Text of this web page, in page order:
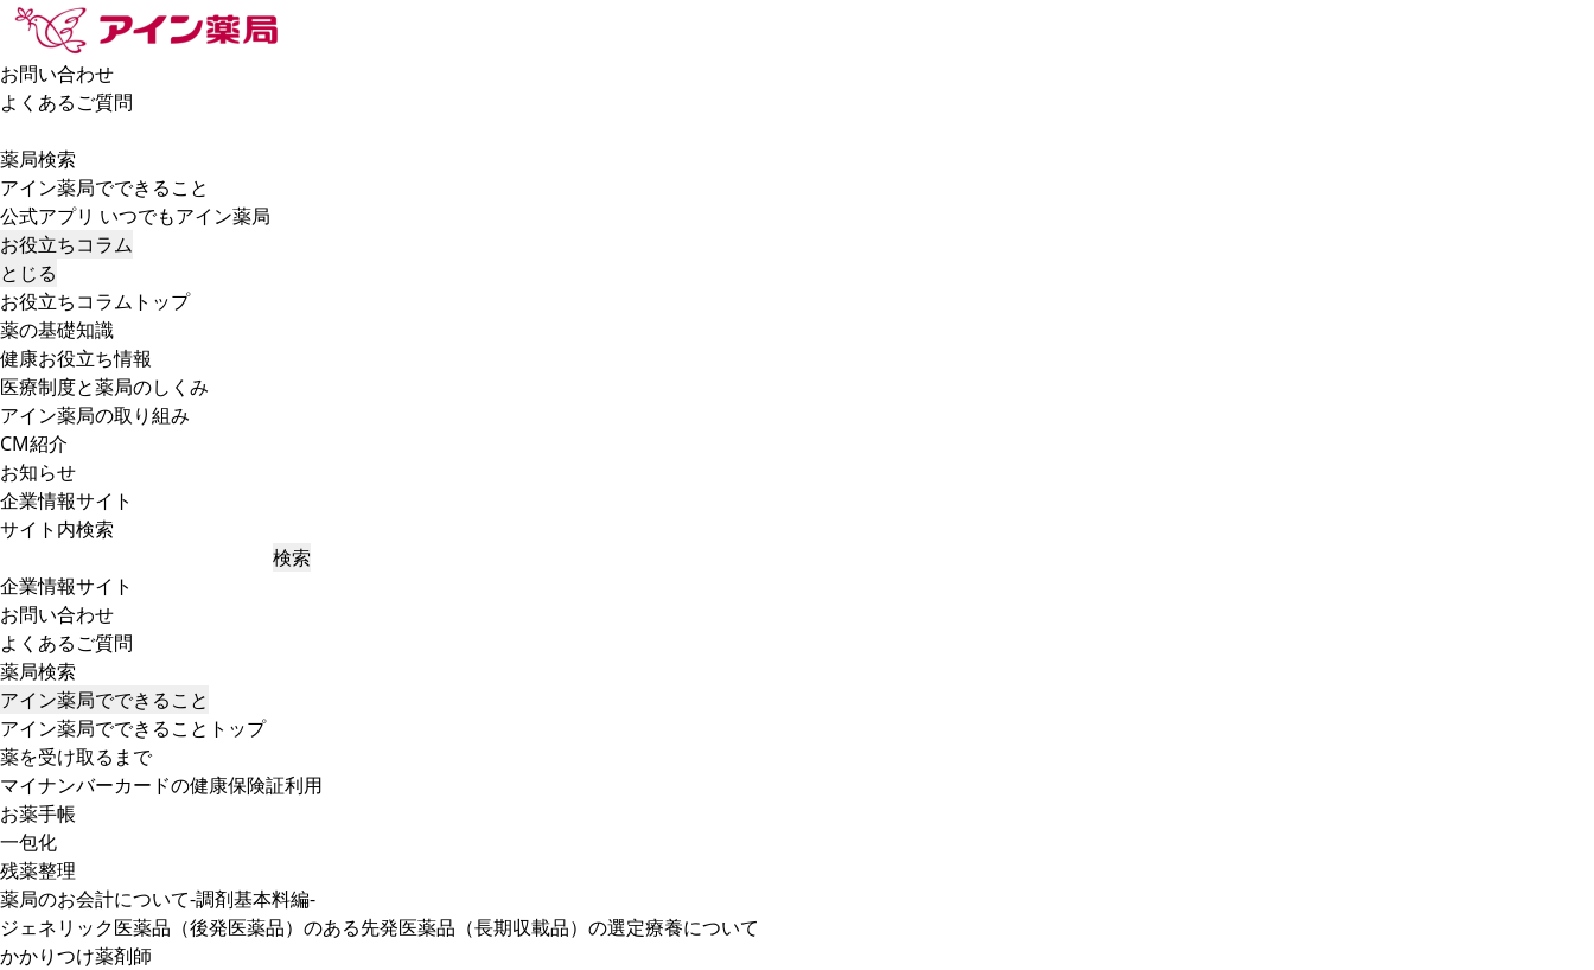
お問い合わせ
よくあるご質問
薬局検索
アイン薬局でできること
公式アプリ いつでもアイン薬局
お役立ちコラム
とじる
お役立ちコラムトップ
薬の基礎知識
健康お役立ち情報
医療制度と薬局のしくみ
アイン薬局の取り組み
CM紹介
お知らせ
企業情報サイト
サイト内検索
検索
企業情報サイト
お問い合わせ
よくあるご質問
薬局検索
アイン薬局でできること
アイン薬局でできることトップ
薬を受け取るまで
マイナンバーカードの健康保険証利用
お薬手帳
一包化
残薬整理
薬局のお会計について-調剤基本料編-
ジェネリック医薬品（後発医薬品）のある先発医薬品（長期収載品）の選定療養について
かかりつけ薬剤師